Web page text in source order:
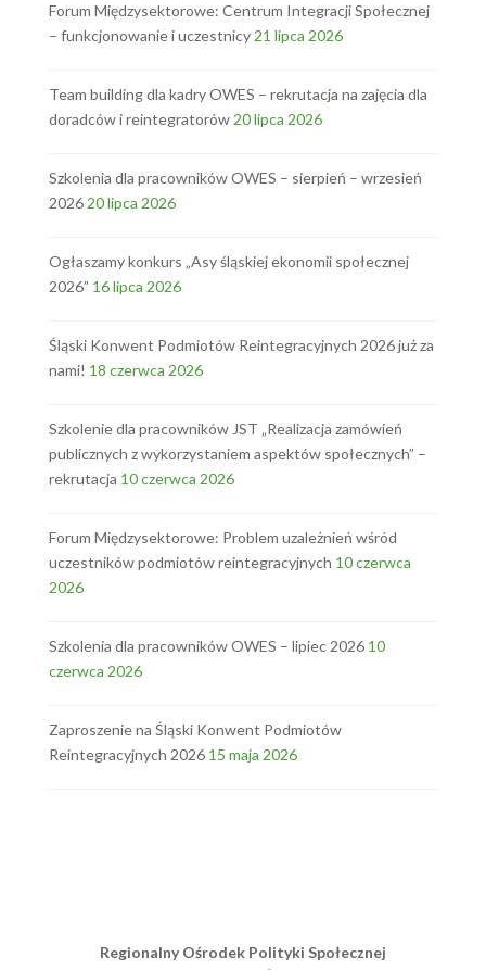
Forum Międzysektorowe: Centrum Integracji Społecznej
– funkcjonowanie i uczestnicy 21 lipca 2026
Team building dla kadry OWES – rekrutacja na zajęcia dla
doradców i reintegratorów 20 lipca 2026
Szkolenia dla pracowników OWES – sierpień – wrzesień
2026 20 lipca 2026
Ogłaszamy konkurs „Asy śląskiej ekonomii społecznej
2026” 16 lipca 2026
Śląski Konwent Podmiotów Reintegracyjnych 2026 już za
nami! 18 czerwca 2026
Szkolenie dla pracowników JST „Realizacja zamówień
publicznych z wykorzystaniem aspektów społecznych” –
rekrutacja 10 czerwca 2026
Forum Międzysektorowe: Problem uzależnień wśród
uczestników podmiotów reintegracyjnych 10 czerwca
2026
Szkolenia dla pracowników OWES – lipiec 2026 10
czerwca 2026
Zaproszenie na Śląski Konwent Podmiotów
Reintegracyjnych 2026 15 maja 2026
Regionalny Ośrodek Polityki Społecznej